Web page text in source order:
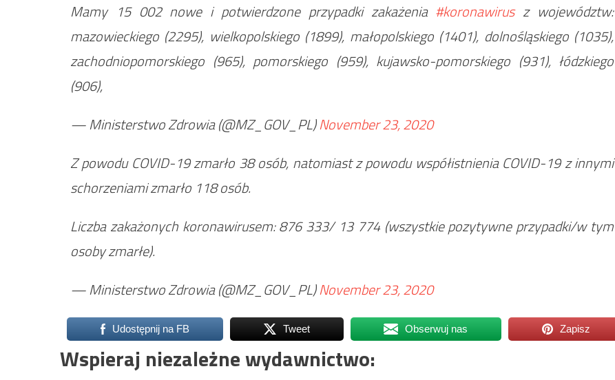
Mamy 15 002 nowe i potwierdzone przypadki zakażenia #koronawirusz województw:
mazowieckiego (2295), wielkopolskiego (1899), małopolskiego (1401), dolnośląskiego (1035),
zachodniopomorskiego (965), pomorskiego (959), kujawsko-pomorskiego (931), łódzkiego
(906),
— Ministerstwo Zdrowia (@MZ_GOV_PL)November 23, 2020
Z powodu COVID-19 zmarło 38 osób, natomiast z powodu współistnienia COVID-19 z innymi
schorzeniami zmarło 118 osób.
Liczba zakażonych koronawirusem: 876 333/ 13 774 (wszystkie pozytywne przypadki/w tym
osoby zmarłe).
— Ministerstwo Zdrowia (@MZ_GOV_PL)November 23, 2020
Udostępnij na FB Tweet Obserwuj nas Zapisz
Wspieraj niezależne wydawnictwo: